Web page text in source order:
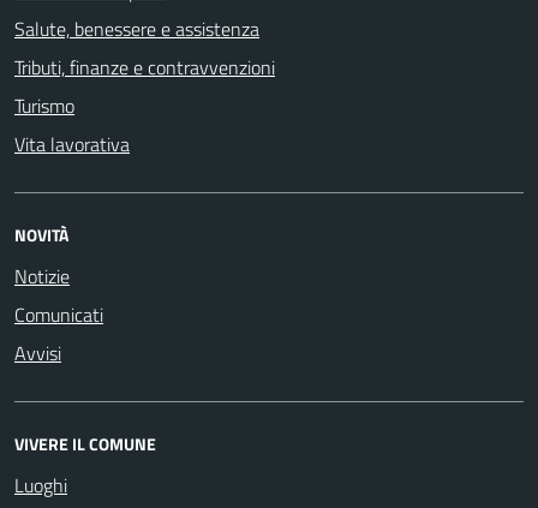
Salute, benessere e assistenza
Tributi, finanze e contravvenzioni
Turismo
Vita lavorativa
NOVITÀ
Notizie
Comunicati
Avvisi
VIVERE IL COMUNE
Luoghi